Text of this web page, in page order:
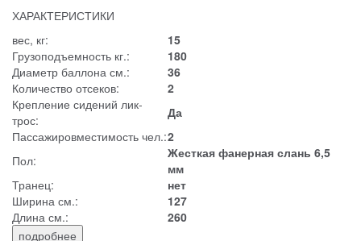
ХАРАКТЕРИСТИКИ
вес, кг:
15
Грузоподъемность кг.:
180
Диаметр баллона см.:
36
Количество отсеков:
2
Крепление сидений лик-
трос:
Да
Пассажировместимость чел.:2
Пол:
Жесткая фанерная слань 6,5
мм
Транец:
нет
Ширина см.:
127
Длина см.:
260
подробнее